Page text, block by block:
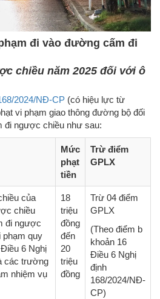
đi vào đường cấm đi
chiều năm 2025 đối với ô
2024/NĐ-CP (có hiệu lực từ
vi phạm giao thông đường bộ đối
đi ngược chiều như sau:
Mức
phạt
tiền
Trừ điểm
GPLX
của
chiều
đi ngược
phạm quy
6 Nghị
các trường
nhiệm vụ
18
triệu
đồng
đến
20
triệu
đồng
Trừ 04 điểm
GPLX
(Theo điểm b
khoản 16
Điều 6 Nghị
định
168/2024/NĐ-
CP)